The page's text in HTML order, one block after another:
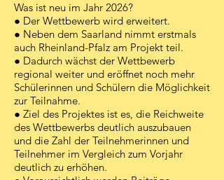
Was ist neu im Jahr 2026?
● Der Wettbewerb wird erweitert.
● Neben dem Saarland nimmt erstmals
auch Rheinland-Pfalz am Projekt teil.
● Dadurch wächst der Wettbewerb
regional weiter und eröffnet noch mehr
Schülerinnen und Schülern die Möglichkeit
zur Teilnahme.
● Ziel des Projektes ist es, die Reichweite
des Wettbewerbs deutlich auszubauen
und die Zahl der Teilnehmerinnen und
Teilnehmer im Vergleich zum Vorjahr
deutlich zu erhöhen.